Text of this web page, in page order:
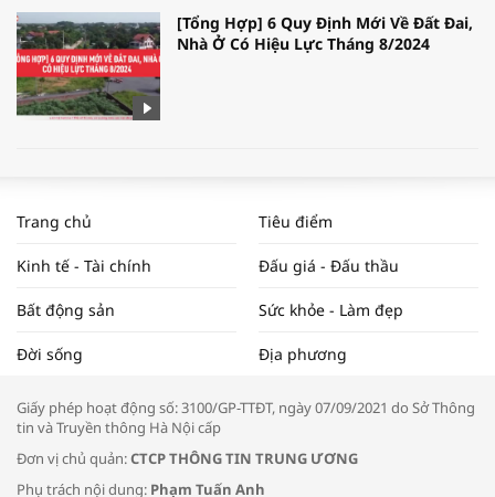
[Tổng Hợp] 6 Quy Định Mới Về Đất Đai,
Nhà Ở Có Hiệu Lực Tháng 8/2024
ĐẬP THỊ TRƯỜNG #62
Tọa đàm “Xúc tiến thương mại: Khơi
Trang chủ Tiêu điểm
Kinh tế - Tài chính Đấu giá - Đấu thầu
Bất động sản Sức khỏe - Làm đẹp
Đời sống Địa phương
Giấy phép hoạt động số: 3100/GP-TTĐT, ngày 07/09/2021 do Sở Thông
tin và Truyền thông Hà Nội cấp
Đơn vị chủ quản:CTCP THÔNG TIN TRUNG ƯƠNG
Phụ trách nội dung: Phạm Tuấn Anh